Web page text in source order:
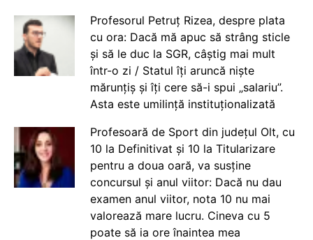
Profesorul Petruț Rizea, despre plata
cu ora: Dacă mă apuc să strâng sticle
și să le duc la SGR, câștig mai mult
într-o zi / Statul îți aruncă niște
mărunțiș și îți cere să-i spui „salariu”.
Asta este umilință instituționalizată
Profesoară de Sport din județul Olt, cu
10 la Definitivat și 10 la Titularizare
pentru a doua oară, va susține
concursul și anul viitor: Dacă nu dau
examen anul viitor, nota 10 nu mai
valorează mare lucru. Cineva cu 5
poate să ia ore înaintea mea